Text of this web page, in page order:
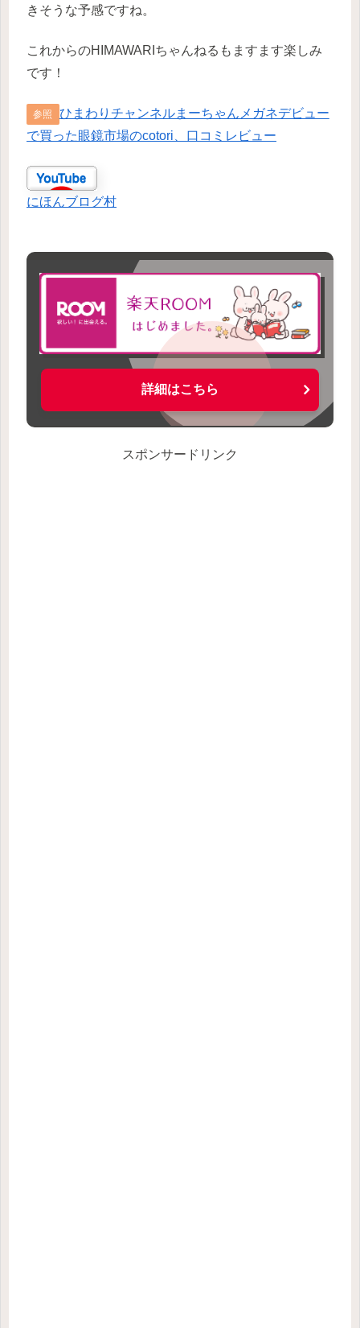
きそうな予感ですね。
これからのHIMAWARIちゃんねるもますます楽しみ
です！
参照
ひまわりチャンネルまーちゃんメガネデビュー
で買った眼鏡市場のcotori、口コミレビュー
にほんブログ村
詳細はこちら
スポンサードリンク